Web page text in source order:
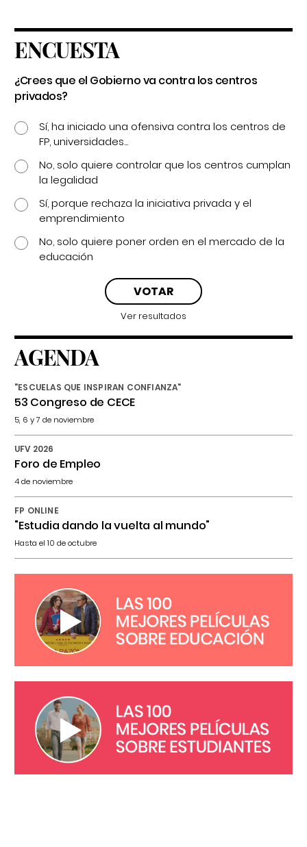
ENCUESTA
¿Crees que el Gobierno va contra los centros
privados?
Sí, ha iniciado una ofensiva contra los centros de
FP, universidades...
No, solo quiere controlar que los centros cumplan
la legalidad
Sí, porque rechaza la iniciativa privada y el
emprendimiento
No, solo quiere poner orden en el mercado de la
educación
Ver resultados
AGENDA
"ESCUELAS QUE INSPIRAN CONFIANZA"
53 Congreso de CECE
5, 6 y 7 de noviembre
UFV 2026
Foro de Empleo
4 de noviembre
FP ONLINE
"Estudia dando la vuelta al mundo"
Hasta el 10 de octubre